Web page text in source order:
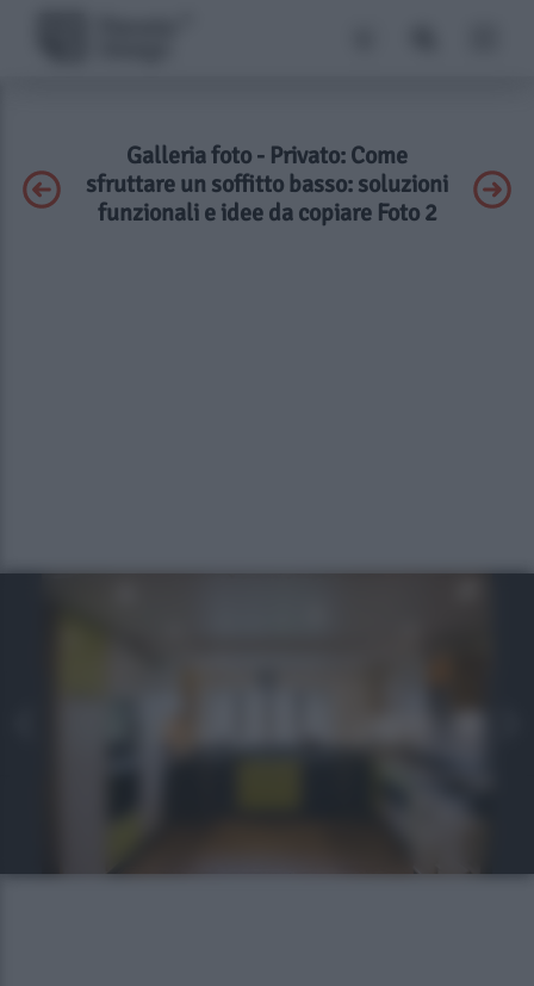
Galleria foto - Privato: Come
sfruttare un soffitto basso: soluzioni
funzionali e idee da copiare Foto 2